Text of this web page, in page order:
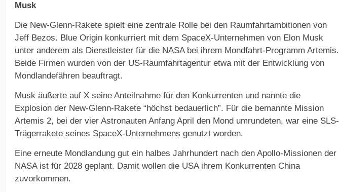
Musk
Die New-Glenn-Rakete spielt eine zentrale Rolle bei den Raumfahrtambitionen von
Jeff Bezos. Blue Origin konkurriert mit dem SpaceX-Unternehmen von Elon Musk
unter anderem als Dienstleister für die NASA bei ihrem Mondfahrt-Programm Artemis.
Beide Firmen wurden von der US-Raumfahrtagentur etwa mit der Entwicklung von
Mondlandefähren beauftragt.
Musk äußerte auf X seine Anteilnahme für den Konkurrenten und nannte die
Explosion der New-Glenn-Rakete “höchst bedauerlich”. Für die bemannte Mission
Artemis 2, bei der vier Astronauten Anfang April den Mond umrundeten, war eine SLS-
Trägerrakete seines SpaceX-Unternehmens genutzt worden.
Eine erneute Mondlandung gut ein halbes Jahrhundert nach den Apollo-Missionen der
NASA ist für 2028 geplant. Damit wollen die USA ihrem Konkurrenten China
zuvorkommen.